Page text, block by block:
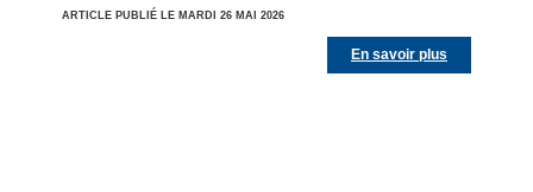
ARTICLE PUBLIÉ LE MARDI 26 MAI 2026
En savoir plus